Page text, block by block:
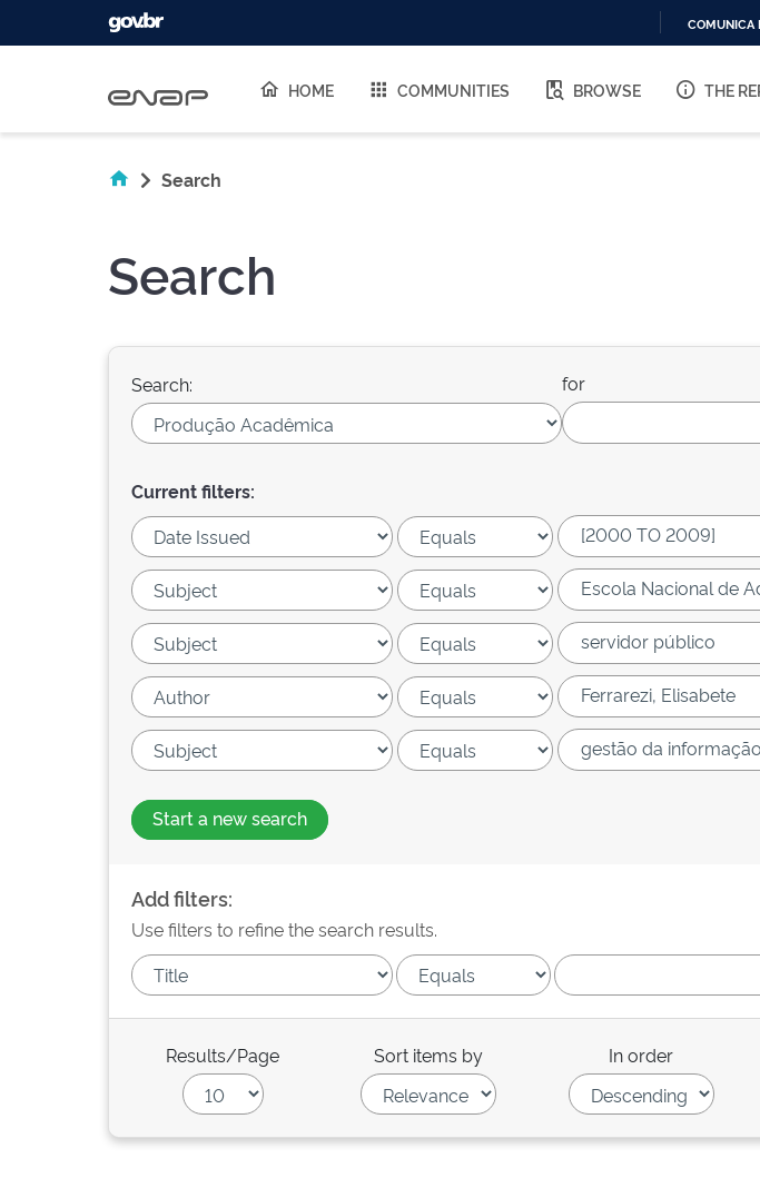
O
COMUNICA
HOME COMMUNITIES BROWSE THE
Search
Search
Search: for
Current filters:
Start a new search
Add filters:
Use filters to refine the search results.
Results/Page Sort items by In order